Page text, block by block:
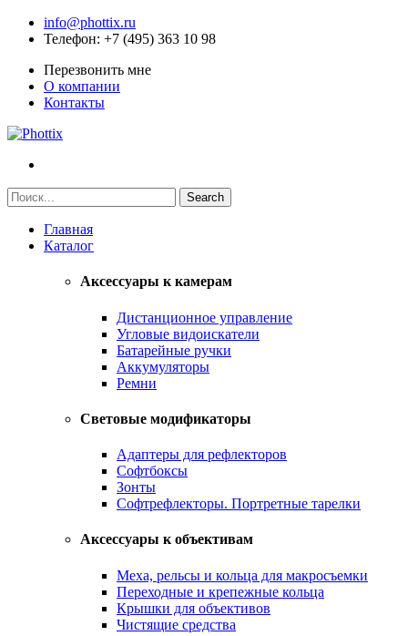
info@phottix.ru
Телефон: +7 (495) 363 10 98
Перезвонить мне
О компании
Контакты
Главная
Каталог
Аксессуары к камерам
Дистанционное управление
Угловые видоискатели
Батарейные ручки
Аккумуляторы
Ремни
Световые модификаторы
Адаптеры для рефлекторов
Софтбоксы
Зонты
Софтрефлекторы. Портретные тарелки
Аксессуары к объективам
Меха, рельсы и кольца для макросъемки
Переходные и крепежные кольца
Крышки для объективов
Чистящие средства